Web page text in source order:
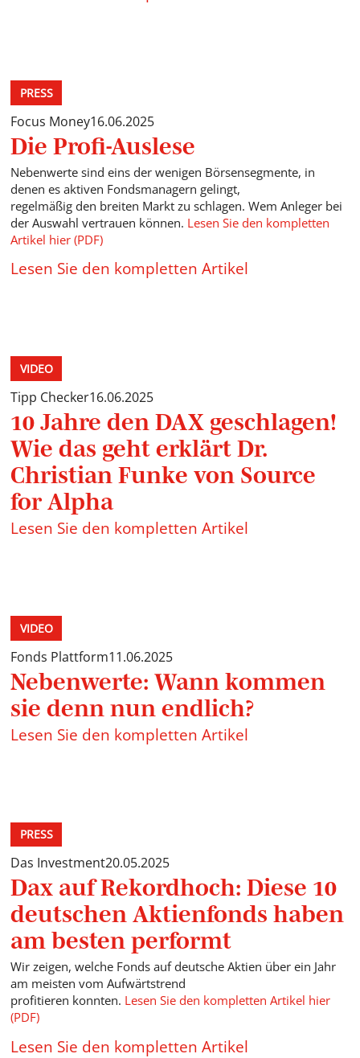
PRESS
Focus Money16.06.2025
Die Profi-Auslese
Nebenwerte sind eins der wenigen Börsensegmente, in
denen es aktiven Fondsmanagern gelingt,
regelmäßig den breiten Markt zu schlagen. Wem Anleger bei
der Auswahl vertrauen können. Lesen Sie den kompletten
Artikel hier (PDF)
Lesen Sie den kompletten Artikel
VIDEO
Tipp Checker16.06.2025
10 Jahre den DAX geschlagen!
Wie das geht erklärt Dr.
Christian Funke von Source
for Alpha
Lesen Sie den kompletten Artikel
VIDEO
Fonds Plattform11.06.2025
Nebenwerte: Wann kommen
sie denn nun endlich?
Lesen Sie den kompletten Artikel
PRESS
Das Investment20.05.2025
Dax auf Rekordhoch: Diese 10
deutschen Aktienfonds haben
am besten performt
Wir zeigen, welche Fonds auf deutsche Aktien über ein Jahr
am meisten vom Aufwärtstrend
profitieren konnten. Lesen Sie den kompletten Artikel hier
(PDF)
Lesen Sie den kompletten Artikel